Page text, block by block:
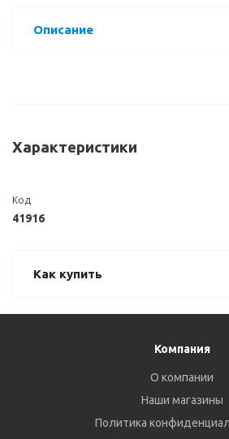
Описание
Характеристики
Код
41916
Как купить
Компания
О компании
Наши магазины
Политика